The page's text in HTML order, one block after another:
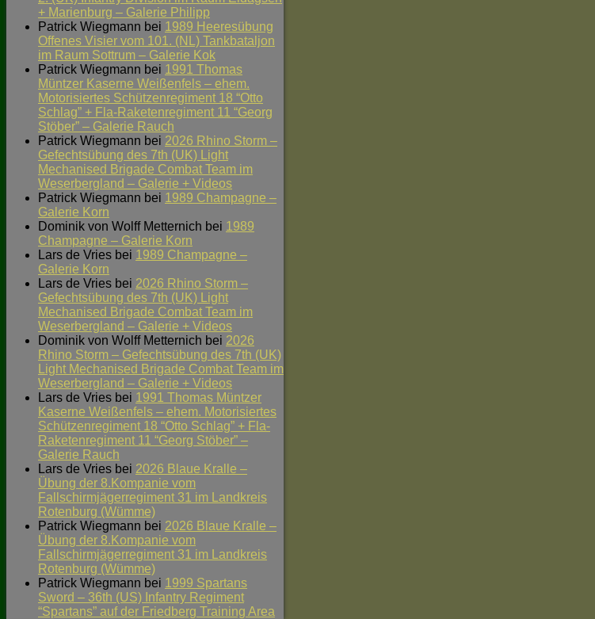
+ Marienburg – Galerie Philipp
Patrick Wiegmann bei 1989 Heeresübung
Offenes Visier vom 101. (NL) Tankbataljon
im Raum Sottrum – Galerie Kok
Patrick Wiegmann bei 1991 Thomas
Müntzer Kaserne Weißenfels – ehem.
Motorisiertes Schützenregiment 18 “Otto
Schlag” + Fla-Raketenregiment 11 “Georg
Stöber” – Galerie Rauch
Patrick Wiegmann bei 2026 Rhino Storm –
Gefechtsübung des 7th (UK) Light
Mechanised Brigade Combat Team im
Weserbergland – Galerie + Videos
Patrick Wiegmann bei 1989 Champagne –
Galerie Korn
Dominik von Wolff Metternich bei 1989
Champagne – Galerie Korn
Lars de Vries bei 1989 Champagne –
Galerie Korn
Lars de Vries bei 2026 Rhino Storm –
Gefechtsübung des 7th (UK) Light
Mechanised Brigade Combat Team im
Weserbergland – Galerie + Videos
Dominik von Wolff Metternich bei 2026
Rhino Storm – Gefechtsübung des 7th (UK)
Light Mechanised Brigade Combat Team im
Weserbergland – Galerie + Videos
Lars de Vries bei 1991 Thomas Müntzer
Kaserne Weißenfels – ehem. Motorisiertes
Schützenregiment 18 “Otto Schlag” + Fla-
Raketenregiment 11 “Georg Stöber” –
Galerie Rauch
Lars de Vries bei 2026 Blaue Kralle –
Übung der 8.Kompanie vom
Fallschirmjägerregiment 31 im Landkreis
Rotenburg (Wümme)
Patrick Wiegmann bei 2026 Blaue Kralle –
Übung der 8.Kompanie vom
Fallschirmjägerregiment 31 im Landkreis
Rotenburg (Wümme)
Patrick Wiegmann bei 1999 Spartans
Sword – 36th (US) Infantry Regiment
“Spartans” auf der Friedberg Training Area